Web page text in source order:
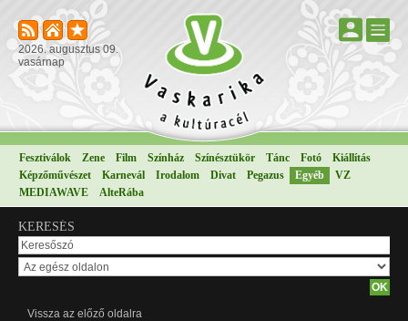
2026. augusztus 09.
vasárnap
Fesztiválok Zene Film Színház Színésztükör Tánc Fotó
Kiállítás
Képzőművészet
Karnevál Irodalom Divat Pegazus Egyéb
VZ
MEDIAWAVE
AlteRába
KERESÉS
Vissza az előző oldalra